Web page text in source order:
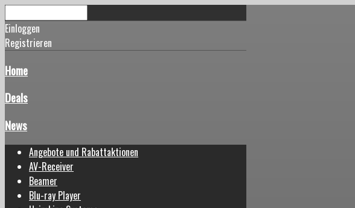
Einloggen
Registrieren
Home
Deals
News
Angebote und Rabattaktionen
AV-Receiver
Beamer
Blu-ray Player